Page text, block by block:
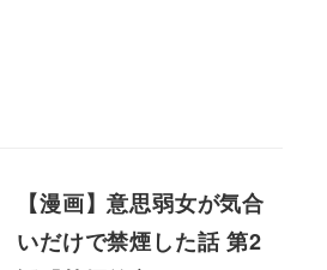
【漫画】意思弱女が気合
いだけで禁煙した話 第2